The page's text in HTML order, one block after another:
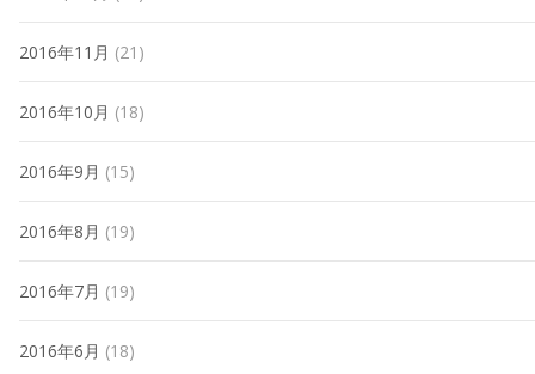
2016年11月 (21)
2016年10月 (18)
2016年9月 (15)
2016年8月 (19)
2016年7月 (19)
2016年6月 (18)